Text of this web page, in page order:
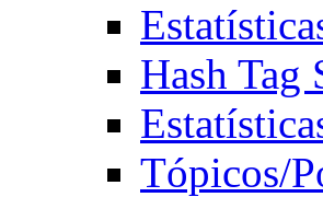
Hash Tag
Tópicos/